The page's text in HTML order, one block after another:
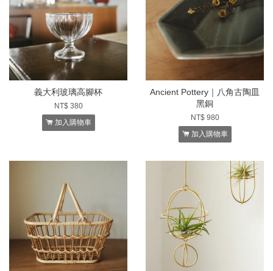
義大利玻璃高腳杯
NT$ 380
加入購物車
Ancient Pottery｜八角古陶皿
黑銅
NT$ 980
加入購物車